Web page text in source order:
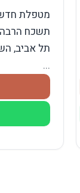
מטפלת
תשכח
תל אביב,
...